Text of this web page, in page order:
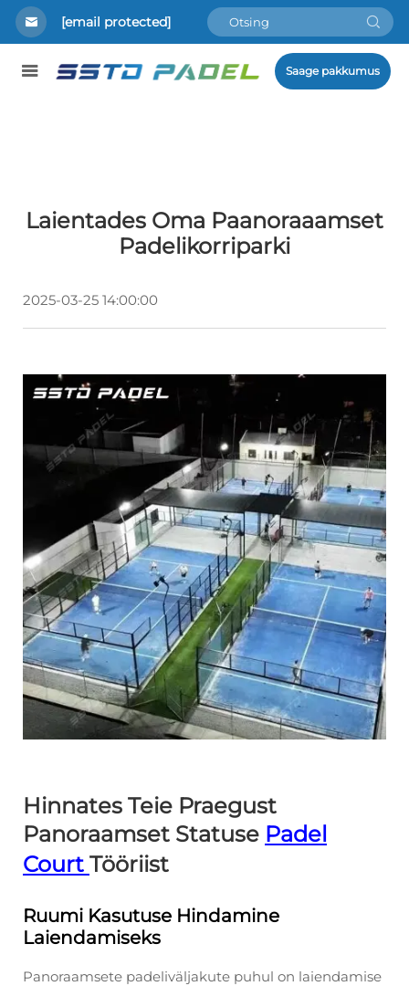
[email protected]
Saage pakkumus
Laientades Oma Paanoraaamset
Padelikorriparki
2025-03-25 14:00:00
Hinnates Teie Praegust
Panoraamset Statuse Padel
Court Tööriist
Ruumi Kasutuse Hindamine
Laiendamiseks
Panoraamsete padeliväljakute puhul on laiendamise